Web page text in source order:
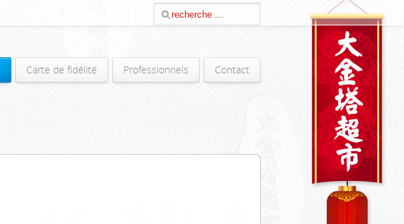
Carte de fidélité Professionnels Contact